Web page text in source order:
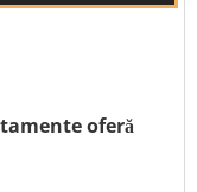
oferă